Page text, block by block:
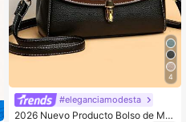
4
#eleganciamodesta
2026 Nuevo Producto Bolso de Ma